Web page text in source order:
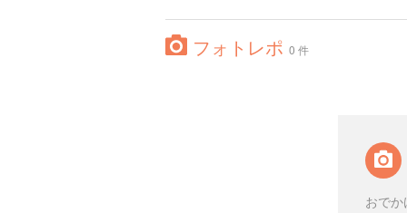
フォトレポ 0 件
おで